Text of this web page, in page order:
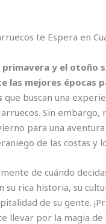
te Espera en
primavera y el otoño
las mejores épocas
que buscan una
Sin embargo,
para una
de las costas y
de cuándo
su rica historia, su
de su gente.
llevar por la magia de